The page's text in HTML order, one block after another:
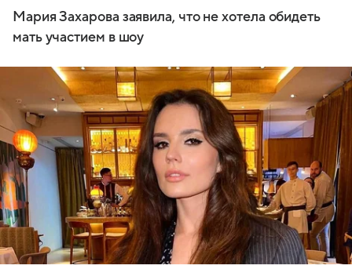
Мария Захарова заявила, что не хотела обидеть
мать участием в шоу